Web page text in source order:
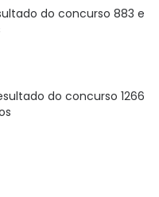
do concurso 883 e
do concurso 1266